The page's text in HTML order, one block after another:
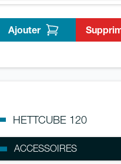
Ajouter
HETTCUBE 120
ACCESSOIRES